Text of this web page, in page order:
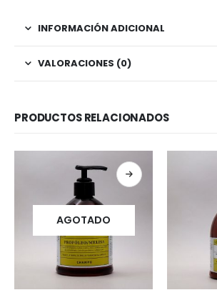
INFORMACIÓN ADICIONAL
VALORACIONES (0)
PRODUCTOS RELACIONADOS
AGOTADO